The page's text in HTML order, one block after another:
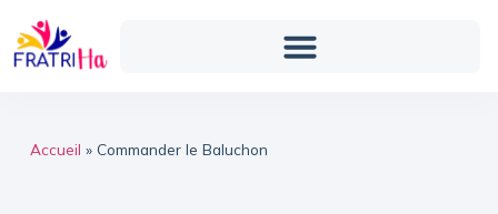
Accueil » Commander le Baluchon